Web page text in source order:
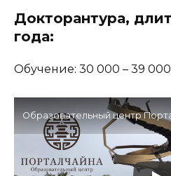
Докторантура,
года:
Обучение: 30 000 – 39
Образовательный центр